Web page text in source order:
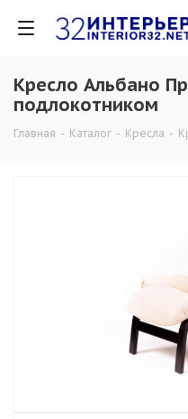
Кресло Альбано
подлокотником
Главная - Каталог - Кресла -